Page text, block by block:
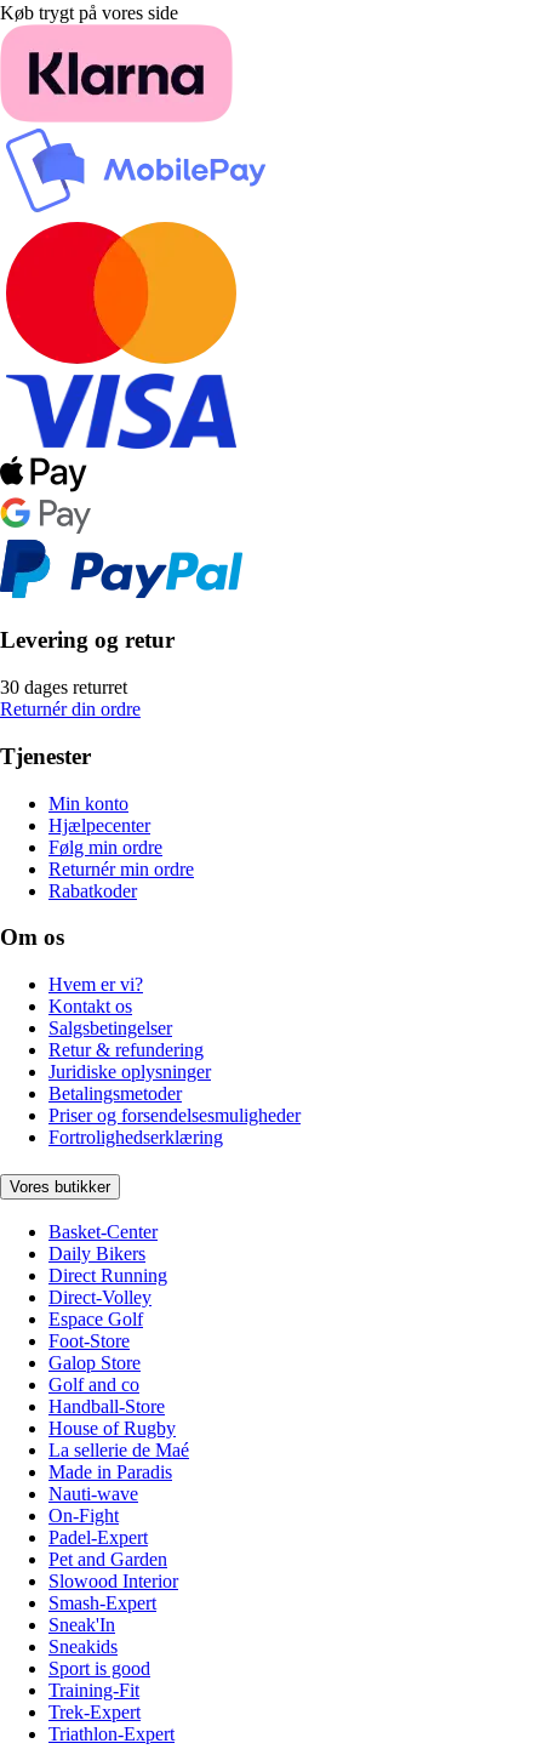
Køb trygt på vores side
Levering og retur
30 dages returret
Returnér din ordre
Tjenester
Min konto
Hjælpecenter
Følg min ordre
Returnér min ordre
Rabatkoder
Om os
Hvem er vi?
Kontakt os
Salgsbetingelser
Retur & refundering
Juridiske oplysninger
Betalingsmetoder
Priser og forsendelsesmuligheder
Fortrolighedserklæring
Vores butikker
Basket-Center
Daily Bikers
Direct Running
Direct-Volley
Espace Golf
Foot-Store
Galop Store
Golf and co
Handball-Store
House of Rugby
La sellerie de Maé
Made in Paradis
Nauti-wave
On-Fight
Padel-Expert
Pet and Garden
Slowood Interior
Smash-Expert
Sneak'In
Sneakids
Sport is good
Training-Fit
Trek-Expert
Triathlon-Expert